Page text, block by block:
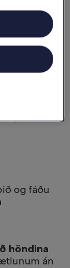
í appinu
er, með
og fáðu
höndina
án